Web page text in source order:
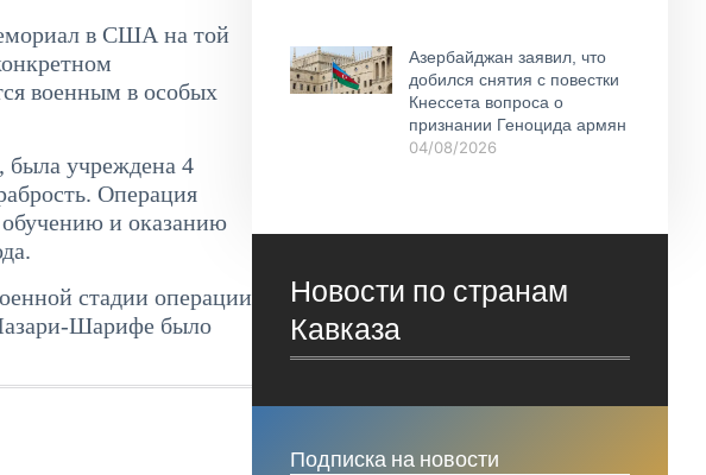
в США на той
военным в особых
была учреждена 4
Операция
и оказанию
стадии операции
Шарифе было
Азербайджан заявил, что
добился снятия с повестки
Кнессета вопроса о
признании Геноцида армян
04/08/2026
Новости по странам
Кавказа
Подписка на новости